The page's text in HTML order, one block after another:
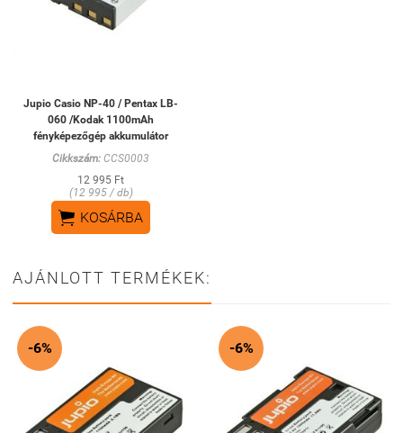
Jupio Casio NP-40 / Pentax LB-
060 /Kodak 1100mAh
fényképezőgép akkumulátor
Cikkszám: CCS0003
12 995 Ft
(12 995 / db)
 KOSÁRBA
AJÁNLOTT TERMÉKEK:
-6% -6%